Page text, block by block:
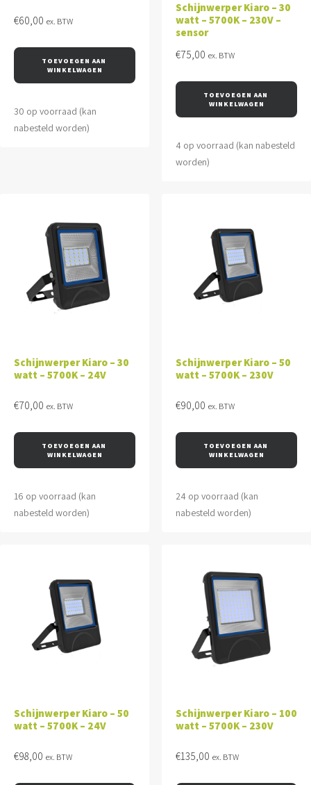
€60,00 ex. BTW
TOEVOEGEN AAN
WINKELWAGEN
30 op voorraad (kan
nabesteld worden)
Schijnwerper Kiaro – 30
watt – 5700K – 230V –
sensor
€75,00 ex. BTW
TOEVOEGEN AAN
WINKELWAGEN
4 op voorraad (kan nabesteld
worden)
Schijnwerper Kiaro – 30
watt – 5700K – 24V
€70,00 ex. BTW
TOEVOEGEN AAN
WINKELWAGEN
16 op voorraad (kan
nabesteld worden)
Schijnwerper Kiaro – 50
watt – 5700K – 230V
€90,00 ex. BTW
TOEVOEGEN AAN
WINKELWAGEN
24 op voorraad (kan
nabesteld worden)
Schijnwerper Kiaro – 50
watt – 5700K – 24V
€98,00 ex. BTW
Schijnwerper Kiaro – 100
watt – 5700K – 230V
€135,00 ex. BTW